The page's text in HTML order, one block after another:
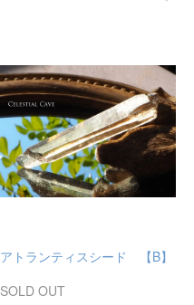
アトランティスシード 【B】
SOLD OUT